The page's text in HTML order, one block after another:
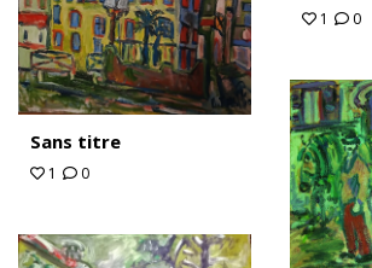
1 0
Sans titre
1 0